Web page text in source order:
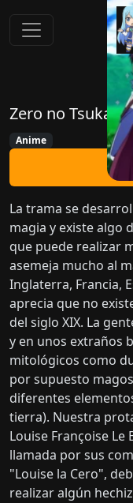
Zero no
Anime
La trama se
magia y existe algo
que puede realizar
asemeja mucho al
Inglaterra, Francia,
aprecia que no
del siglo XIX. La
y en unos extraños
mitológicos como
por supuesto
diferentes
tierra). Nuestra
Louise Françoise Le
llamada por sus
"Louise la Cero",
realizar algún